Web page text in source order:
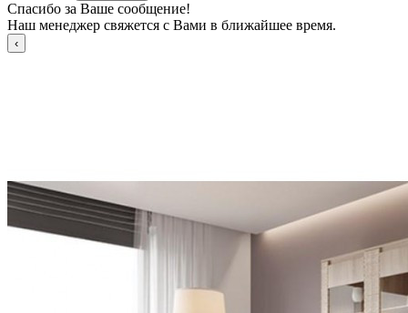
Спасибо за Ваше сообщение!
Наш менеджер свяжется с Вами в ближайшее время.